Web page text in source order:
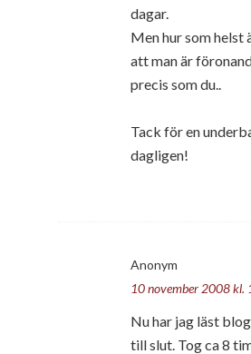
dagar.
Men hur som helst
att man är
precis som du..
Tack för en
dagligen!
Anonym
10 november 2008 kl.
Nu har jag läst
till slut. Tog ca 8